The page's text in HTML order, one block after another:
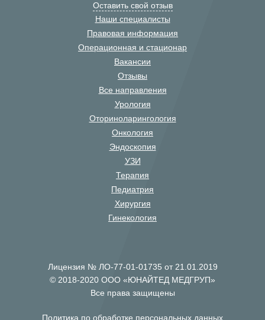
Оставить свой отзыв
Наши специалисты
Правовая информация
Операционная и стационар
Вакансии
Отзывы
Все направления
Урология
Оториноларингология
Онкология
Эндоскопия
УЗИ
Терапия
Педиатрия
Хирургия
Гинекология
Лицензия № ЛО-77-01-01735 от 21.01.2019
© 2018-2020 ООО «ЮНАЙТЕД МЕДГРУП»
Все права защищены
Политика по обработке персональных данных